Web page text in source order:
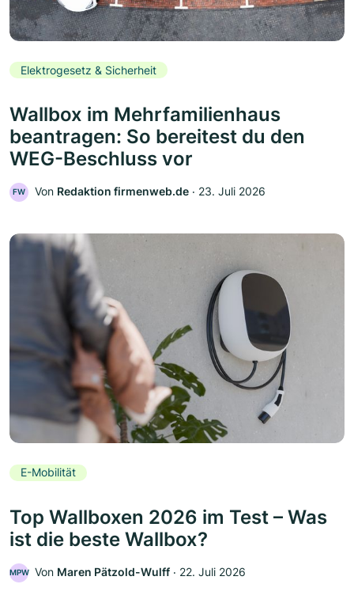
Elektrogesetz & Sicherheit
Wallbox im Mehrfamilienhaus
beantragen: So bereitest du den
WEG-Beschluss vor
FW Von Redaktion firmenweb.de ‧ 23. Juli 2026
E-Mobilität
Top Wallboxen 2026 im Test – Was
ist die beste Wallbox?
MPW Von Maren Pätzold-Wulff ‧ 22. Juli 2026